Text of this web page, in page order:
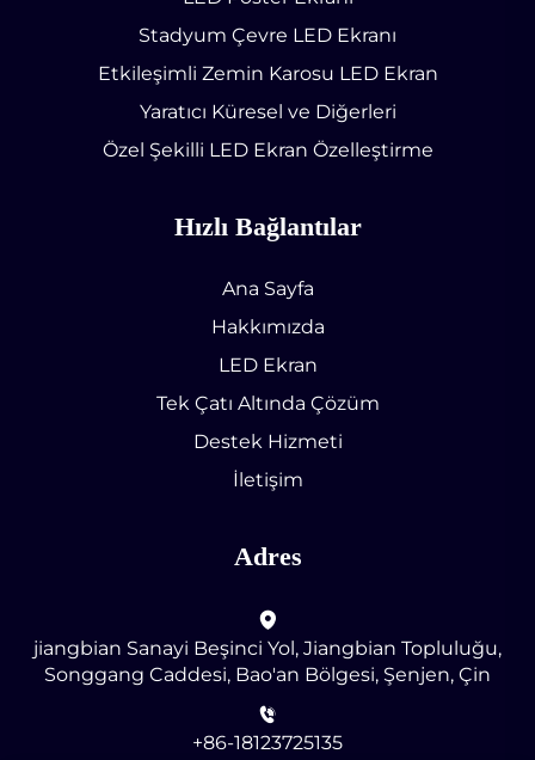
Stadyum Çevre LED Ekranı
Etkileşimli Zemin Karosu LED Ekran
Yaratıcı Küresel ve Diğerleri
Özel Şekilli LED Ekran Özelleştirme
Hızlı Bağlantılar
Ana Sayfa
Hakkımızda
LED Ekran
Tek Çatı Altında Çözüm
Destek Hizmeti
İletişim
Adres
jiangbian Sanayi Beşinci Yol, Jiangbian Topluluğu,
Songgang Caddesi, Bao'an Bölgesi, Şenjen, Çin
+86-18123725135